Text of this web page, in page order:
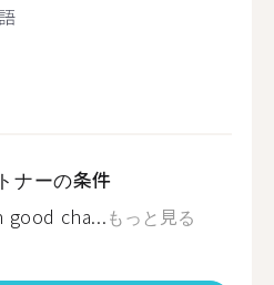
ナーの条件
good cha...もっと見る